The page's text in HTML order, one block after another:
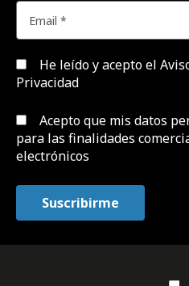
He leído y acepto el
Privacidad
Acepto que mis datos
para las finalidades
electrónicos